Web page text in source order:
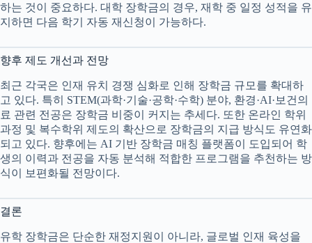
하는 것이 중요하다. 대학 장학금의 경우, 재학 중 일정 성적을 유
지하면 다음 학기 자동 재신청이 가능하다.
향후 제도 개선과 전망
최근 각국은 인재 유치 경쟁 심화로 인해 장학금 규모를 확대하
고 있다. 특히 STEM(과학·기술·공학·수학) 분야, 환경·AI·보건의
료 관련 전공은 장학금 비중이 커지는 추세다. 또한 온라인 학위
과정 및 복수학위 제도의 확산으로 장학금의 지급 방식도 유연화
되고 있다. 향후에는 AI 기반 장학금 매칭 플랫폼이 도입되어 학
생의 이력과 전공을 자동 분석해 적합한 프로그램을 추천하는 방
식이 보편화될 전망이다.
결론
유학 장학금은 단순한 재정지원이 아니라, 글로벌 인재 육성을